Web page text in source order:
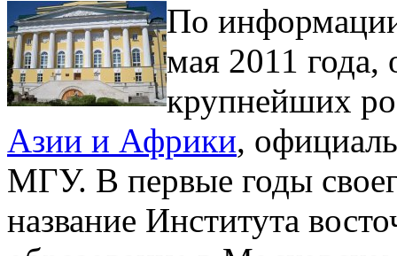
По
мая 2011 года,
крупнейших
Азии и Африки,
МГУ. В первые годы
название Института